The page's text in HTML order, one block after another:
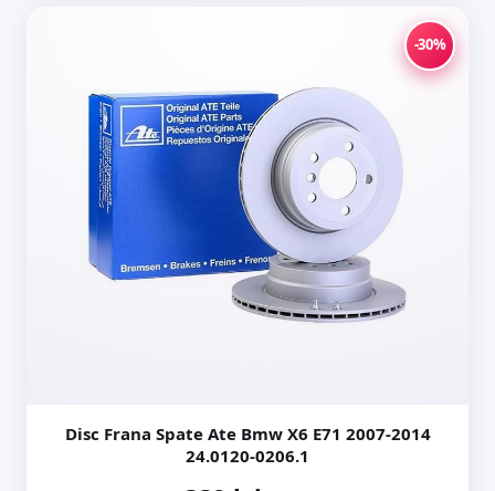
-30%
Disc Frana Spate Ate Bmw X6 E71 2007-2014
24.0120-0206.1